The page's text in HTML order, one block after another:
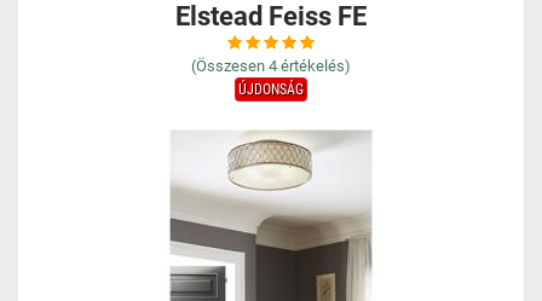
Elstead Feiss FE
(Összesen 4 értékelés)
ÚJDONSÁG